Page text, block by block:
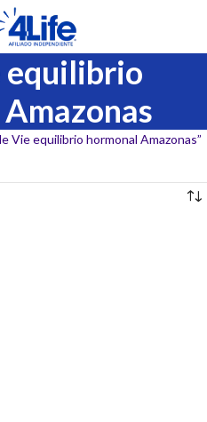
equilibrio
Vie equilibrio hormonal Amazonas”